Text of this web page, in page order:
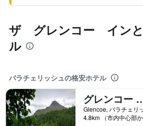
ザ グレンコー インと
ル
バラチェリッシュの格安ホテル
グレンコー
4.8km （市内中心部か